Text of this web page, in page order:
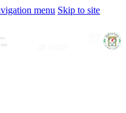
menu Skip to site